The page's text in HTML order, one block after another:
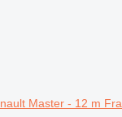
Master - 12 m